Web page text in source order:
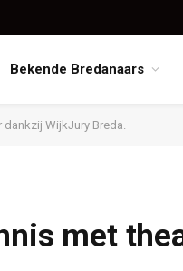
Bekende Bredanaars
WijkJury Breda.
met